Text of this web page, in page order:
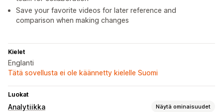
Save your favorite videos for later reference and
comparison when making changes
Kielet
Englanti
Tätä sovellusta ei ole käännetty kielelle Suomi
Luokat
Analytiikka Näytä ominaisuudet